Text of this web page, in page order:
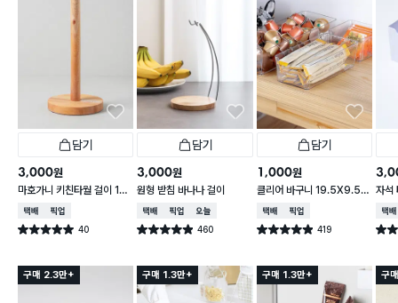
담기
3,000원
마호가니 키친타월 걸이 14
X 31 cm
택배배송매장픽업
별점 5.0점 40
건 작성
담기
3,000원
원형 받침 바나나 걸이
택배배송매장픽업오늘배송
별점 4.9점 460
건 작성
담기
1,000원
클리어 바구니 19.5X9.5X
6.2cm
택배배송매장픽업
별점 4.9점 419
건 작성
자석
택배
별점
구매 2.3만+ 구매 1.3만+ 구매 1.3만+ 구